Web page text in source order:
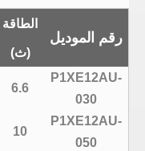
رقم الموديل
الطاقة
(ث)
P1XE12AU-
030
6.6
P1XE12AU-
050
10